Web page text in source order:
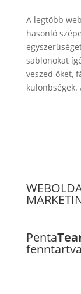
A legtöbb
hasonló
sablonokat
veszed őket,
különbségek.
Penta
fenntartva